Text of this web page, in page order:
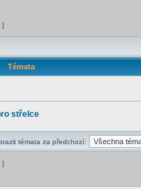
]
Témata
střelce
témata za předchozí:
]